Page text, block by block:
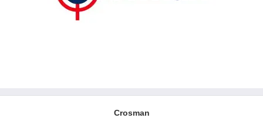
Crosman